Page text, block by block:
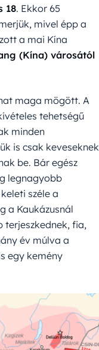
18. Ekkor 65
mivel épp a
a mai Kína
(Kína) városától
maga mögött. A
tehetségű
minden
is csak keveseknek
be. Bár egész
legnagyobb
széle a
a Kaukázusnál
terjeszkednek, fia,
év múlva a
egy kemény